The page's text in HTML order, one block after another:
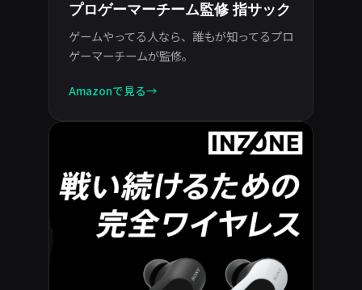
プロゲーマーチーム監修 指サック
ゲームやってる人なら、誰もが知ってるプロ
ゲーマーチームが監修。
Amazonで見る